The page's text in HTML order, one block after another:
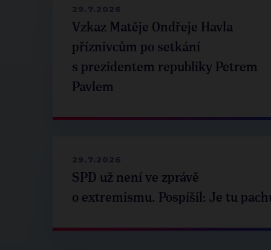
29.7.2026
Vzkaz Matěje Ondřeje Havla
příznivcům po setkání
s prezidentem republiky Petrem
Pavlem
29.7.2026
SPD už není ve zprávě
o extremismu. Pospíšil: Je tu